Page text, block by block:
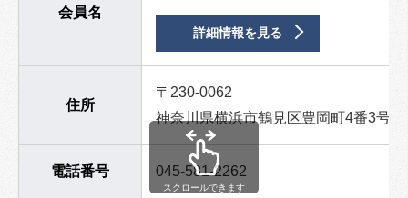
会員名
詳細情報を見る
住所
〒230-0062
神奈川県横浜市鶴見区豊岡町4番3号
電話番号 045-581-2262
スクロールできます